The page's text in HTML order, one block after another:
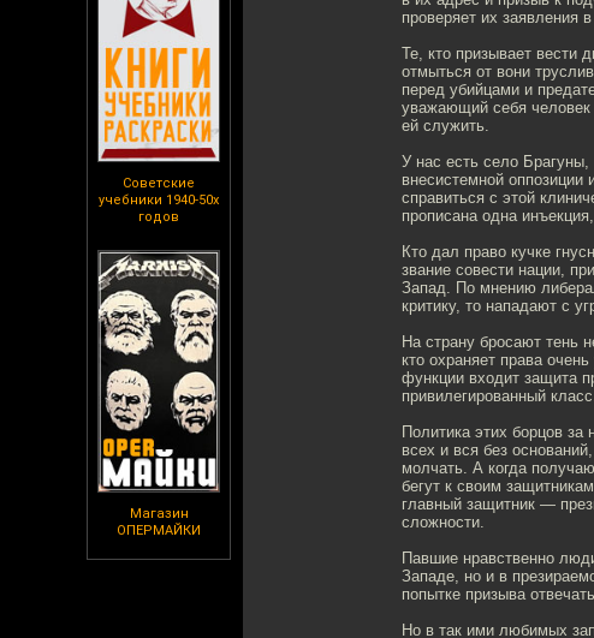
Советские
учебники 1940-50х
годов
Магазин
ОПЕРМАЙКИ
проверяет их заявления
Те, кто призывает вести
отмыться от вони
перед убийцами и
уважающий себя человек
ей служить.
У нас есть село
внесистемной
справиться с этой
прописана одна
Кто дал право кучке
звание совести нации,
Запад. По мнению
критику, то нападают с
На страну бросают тень
кто охраняет права
функции входит защита
привилегированный
Политика этих борцов
всех и вся без
молчать. А когда
бегут к своим
главный защитник —
сложности.
Павшие нравственно
Западе, но и в
попытке призыва
Но в так ими любимых